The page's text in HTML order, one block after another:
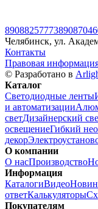
89088257773
Челябинск, ул.
Контакты
Правовая
© Разработано в
Каталог
Светодиодные ленты
и автоматизации
светДизайнерский
освещениеГибкий
декор
О компании
О насПроизводство
Информация
КаталогиВидео
ответКалькуляторы
Покупателям